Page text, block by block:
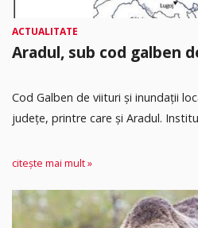
ACTUALITATE
Aradul, sub cod galben
Cod Galben de viituri și inundații
județe, printre care și Aradul.
citește mai mult »